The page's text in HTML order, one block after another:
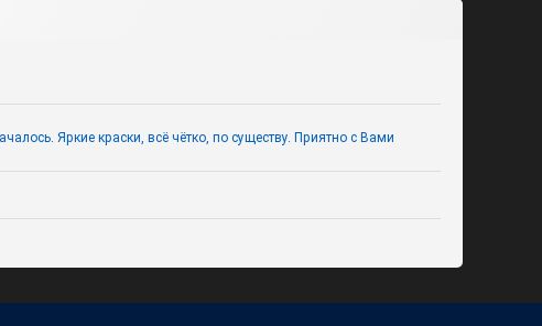
Яркие краски, всё чётко, по существу. Приятно с Вами